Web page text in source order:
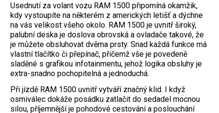
Usednutí za volant vozu RAM 1500 připomíná okamžik,
kdy vystoupíte na některém z amerických letišť a dýchne
na vás velikost všeho okolo. RAM 1500 je uvnitř široký,
palubní deska je doslova obrovská a ovladače takové, že
je můžete obsluhovat dvěma prsty. Snad každá funkce má
vlastní tlačítko či přepínač, přičemž vše je povedeně
sladěné s grafikou infotainmentu, jehož logika obsluhy je
extra-snadno pochopitelná a jednoduchá.
Při jízdě RAM 1500 uvnitř vytváří značný klid. I když
osmiválec dokáže posádku zatlačit do sedadel mocnou
silou, příjemnější je pohodové cestování a poslouchání